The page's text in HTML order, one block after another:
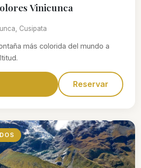
Vinicunca
Cusipata
más colorida del mundo a
Reservar